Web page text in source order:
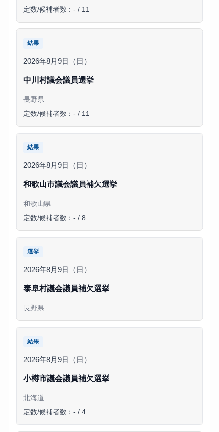
定数/候補者数：- / 11
結果
2026年8月9日（日）
中川村議会議員選挙
長野県
定数/候補者数：- / 11
結果
2026年8月9日（日）
和歌山市議会議員補欠選挙
和歌山県
定数/候補者数：- / 8
選挙
2026年8月9日（日）
泰阜村議会議員補欠選挙
長野県
結果
2026年8月9日（日）
小樽市議会議員補欠選挙
北海道
定数/候補者数：- / 4